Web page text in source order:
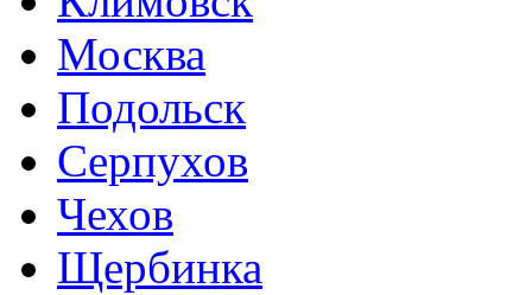
Москва
Подольск
Серпухов
Чехов
Щербинка